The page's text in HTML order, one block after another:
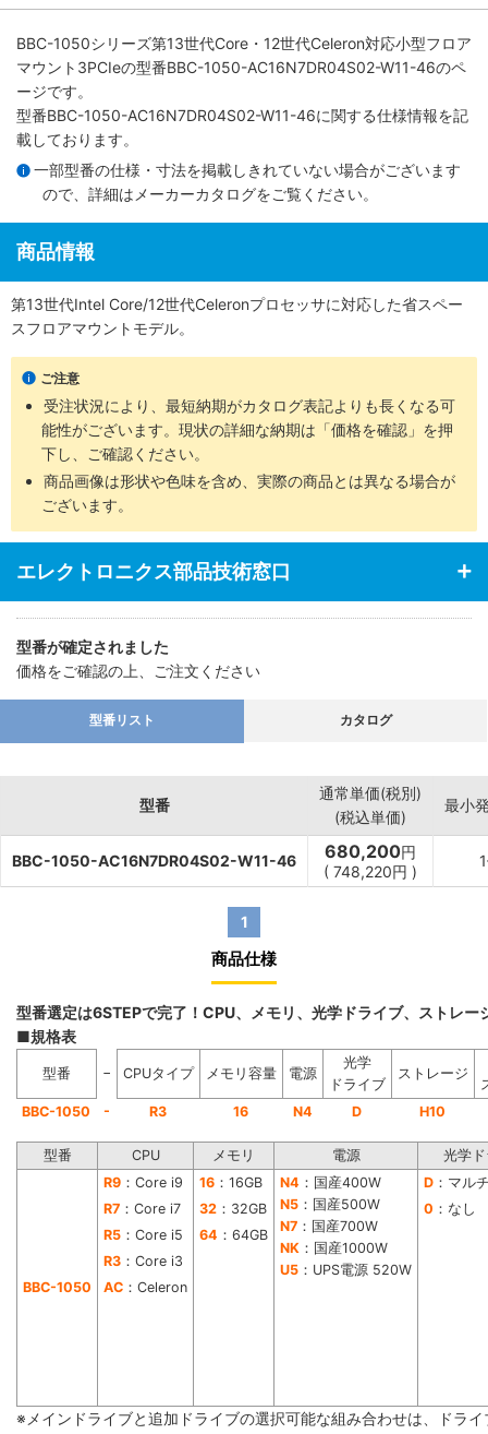
BBC-1050シリーズ第13世代Core・12世代Celeron対応小型フロア
マウント3PCIeの型番BBC-1050-AC16N7DR04S02-W11-46のペ
ージです。
型番BBC-1050-AC16N7DR04S02-W11-46に関する仕様情報を記
載しております。
一部型番の仕様・寸法を掲載しきれていない場合がございます
ので、詳細は メーカーカタログをご覧ください。
商品情報
第13世代Intel Core/12世代Celeronプロセッサに対応した省スペー
スフロアマウントモデル。
ご注意
受注状況により、最短納期がカタログ表記よりも長くなる可
能性がございます。現状の詳細な納期は「価格を確認」を押
下し、ご確認ください。
商品画像は形状や色味を含め、実際の商品とは異なる場合が
ございます。
エレクトロニクス部品技術窓口
型番が確定されました
価格をご確認の上、ご注文ください
型番リスト カタログ
型番
通常単価(税別)
(税込単価)
最小
BBC-1050-AC16N7DR04S02-W11-46 680,200円
( 748,220円 )
1
商品仕様
型番選定は6STEPで完了！CPU、メモリ、光学ドライブ、ストレ
■規格表
型番 − CPUタイプ メモリ容量 電源
光学
ドライブ
ストレージ
BBC-1050
- R3 16 N4 D H10
型番 CPU メモリ 電源 光学
BBC-1050
R9 ：Core i9 16 ：16GB N4 ：国産400W
N5 ：国産500W
N7 ：国産700W
NK ：国産1000W
U5 ：UPS電源 520W
D ：マル
R7 ：Core i7 32 ：32GB 0 ：なし
R5 ：Core i5 64 ：64GB
R3 ：Core i3
AC ：Celeron
※メインドライブと追加ドライブの選択可能な組み合わせは、ドラ